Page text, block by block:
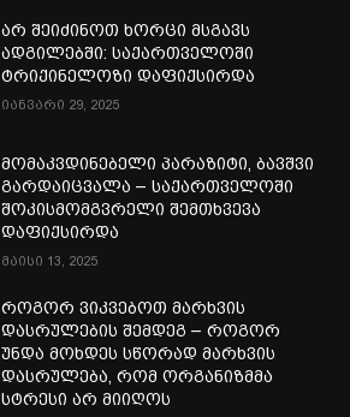
არ შეიძინოთ ხორცი მსგავს
ადგილებში: საქართველოში
ტრიქინელოზი დაფიქსირდა
იანვარი 29, 2025
მომაკვდინებელი პარაზიტი, ბავშვი
გარდაიცვალა – საქართველოში
შოკისმომგვრელი შემთხვევა
დაფიქსირდა
მაისი 13, 2025
როგორ ვიკვებოთ მარხვის
დასრულების შემდეგ – როგორ
უნდა მოხდეს სწორად მარხვის
დასრულება, რომ ორგანიზმმა
სტრესი არ მიიღოს